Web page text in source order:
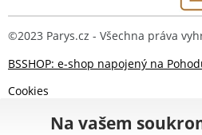
©2023 Parys.cz - Všechna práva
BSSHOP: e-shop napojený na
Cookies
Na vašem